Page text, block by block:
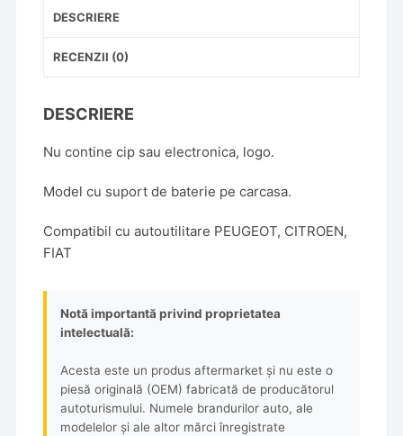
DESCRIERE
RECENZII (0)
DESCRIERE
Nu contine cip sau electronica, logo.
Model cu suport de baterie pe carcasa.
Compatibil cu autoutilitare PEUGEOT, CITROEN,
FIAT
Notă importantă privind proprietatea
intelectuală:
Acesta este un produs aftermarket și nu este o
piesă originală (OEM) fabricată de producătorul
autoturismului. Numele brandurilor auto, ale
modelelor și ale altor mărci înregistrate